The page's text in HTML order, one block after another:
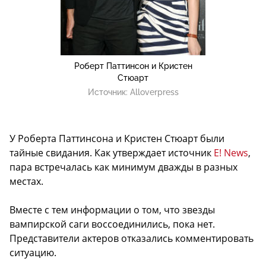
Роберт Паттинсон и Кристен
Стюарт
Источник: Alloverpress
У Роберта Паттинсона и Кристен Стюарт были
тайные свидания. Как утверждает источник E! News,
пара встречалась как минимум дважды в разных
местах.
Вместе с тем информации о том, что звезды
вампирской саги воссоединились, пока нет.
Представители актеров отказались комментировать
ситуацию.